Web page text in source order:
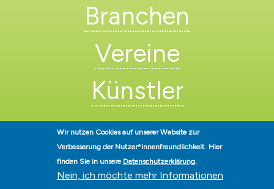
Branchen
Vereine
Künstler
Stadt Hohen Neuendorf • Oranienburger Str. 2 • 16540 Hohen
Wir nutzen Cookies auf unserer Website zur
Verbesserung der Nutzer*innenfreundlichkeit. Hier
finden Sie in unsere Datenschutzerklärung.
Nein, ich möchte mehr Informationen